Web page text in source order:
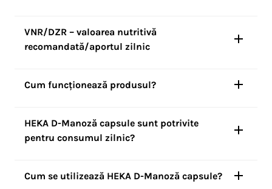
VNR/DZR – valoarea nutritivă
recomandată/aportul zilnic
Cum funcționează produsul?
HEKA D-Manoză capsule sunt potrivite
pentru consumul zilnic?
Cum se utilizează HEKA D-Manoză capsule?